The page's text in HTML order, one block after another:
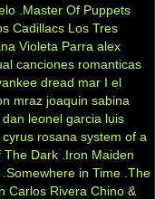
.Master Of Puppets
Cadillacs Los Tres
Violeta Parra alex
canciones romanticas
dread mar I el
mraz joaquin sabina
dan leonel garcia luis
cyrus rosana system of a
The Dark .Iron Maiden
.Somewhere in Time .The
Carlos Rivera Chino &